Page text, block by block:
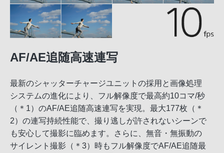
AF/AE追随高速連写
最新のシャッターチャージユニットの採用と画像処理
システムの進化により、フル解像度で最高約10コマ/秒
（＊1）のAF/AE追随高速連写を実現。最大177枚（＊
2）の連写持続性能で、撮り逃しが許されないシーンで
も安心して撮影に臨めます。さらに、無音・無振動の
サイレント撮影（＊3）時もフル解像度でAF/AE追随最